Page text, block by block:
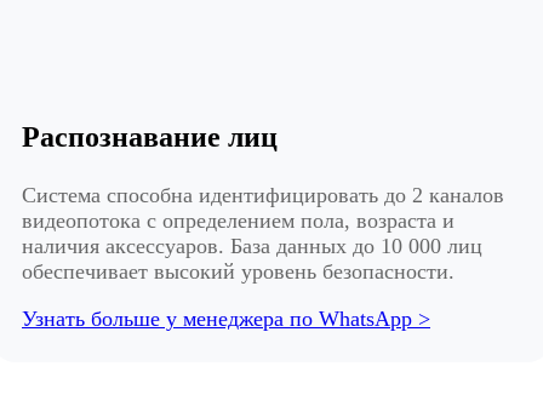
Распознавание лиц
Система способна идентифицировать до 2 каналов
видеопотока с определением пола, возраста и
наличия аксессуаров. База данных до 10 000 лиц
обеспечивает высокий уровень безопасности.
Узнать больше у менеджера по WhatsApp >